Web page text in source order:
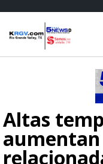
Altas